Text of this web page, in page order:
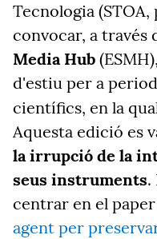
Tecnologia (STOA,
convocar, a través
Media Hub
d'estiu per a
científics, en la
Aquesta edició es
la irrupció de la
seus instruments.
centrar en el
agent per